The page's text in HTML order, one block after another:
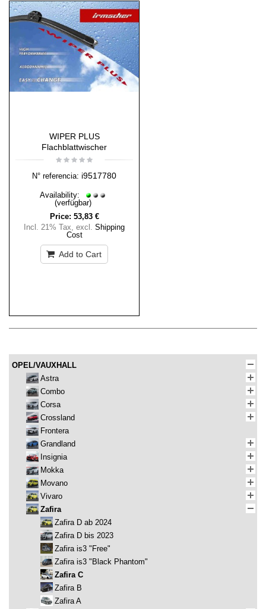
WIPER PLUS
Flachblattwischer
N° referencia: i9517780
Availability:
(verfügbar)
Price: 53,83 €
Incl. 21% Tax, excl. Shipping
Cost
Add to Cart
OPEL/VAUXHALL
Astra
Combo
Corsa
Crossland
Frontera
Grandland
Insignia
Mokka
Movano
Vivaro
Zafira
Zafira D ab 2024
Zafira D bis 2023
Zafira is3 "Free"
Zafira is3 "Black Phantom"
Zafira C
Zafira B
Zafira A